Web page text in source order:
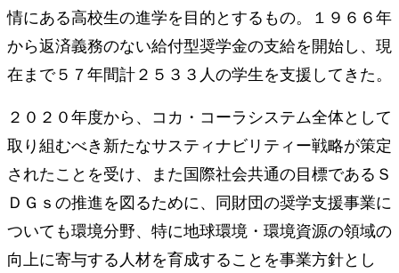
情にある高校生の進学を目的とするもの。１９６６年
から返済義務のない給付型奨学金の支給を開始し、現
在まで５７年間計２５３３人の学生を支援してきた。
２０２０年度から、コカ・コーラシステム全体として
取り組むべき新たなサスティナビリティー戦略が策定
されたことを受け、また国際社会共通の目標であるＳ
ＤＧｓの推進を図るために、同財団の奨学支援事業に
ついても環境分野、特に地球環境・環境資源の領域の
向上に寄与する人材を育成することを事業方針とし